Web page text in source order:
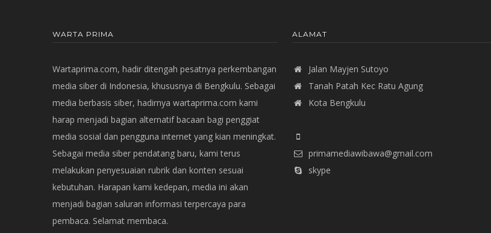
WARTA PRIMA
Wartaprima.com, hadir ditengah pesatnya perkembangan
media siber di Indonesia, khususnya di Bengkulu. Sebagai
media berbasis siber, hadirnya wartaprima.com kami
harap menjadi bagian alternatif bacaan bagi penggiat
media sosial dan pengguna internet yang kian meningkat.
Sebagai media siber pendatang baru, kami terus
melakukan penyesuaian rubrik dan konten sesuai
kebutuhan. Harapan kami kedepan, media ini akan
menjadi bagian saluran informasi terpercaya para
pembaca. Selamat membaca.
ALAMAT
Jalan Mayjen Sutoyo
Tanah Patah Kec Ratu Agung
Kota Bengkulu
primamediawibawa@gmail.com
skype